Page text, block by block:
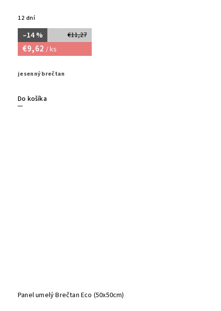
12 dní
€11,27
–14 %
€9,62 / ks
Do košíka
jesenný brečtan
Panel umelý Brečtan Eco (50x50cm)